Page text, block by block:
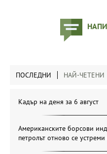
ПОСЛЕДНИ НАЙ-ЧЕТЕНИ
Кадър на деня за 6 август
Американските борсови
петролът отново се